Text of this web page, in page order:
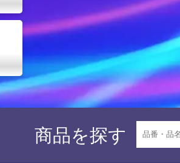
商品を探す